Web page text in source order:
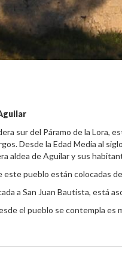
sur del Páramo de la Lora,
Desde la Edad Media al
aldea de Aguilar y sus
este pueblo están colocadas
a San Juan Bautista, está
el pueblo se contempla es